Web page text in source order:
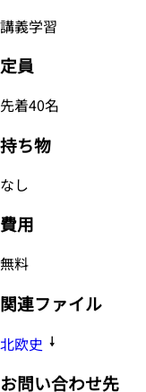
講義学習
定員
先着40名
持ち物
なし
費用
無料
関連ファイル
北欧史
お問い合わせ先